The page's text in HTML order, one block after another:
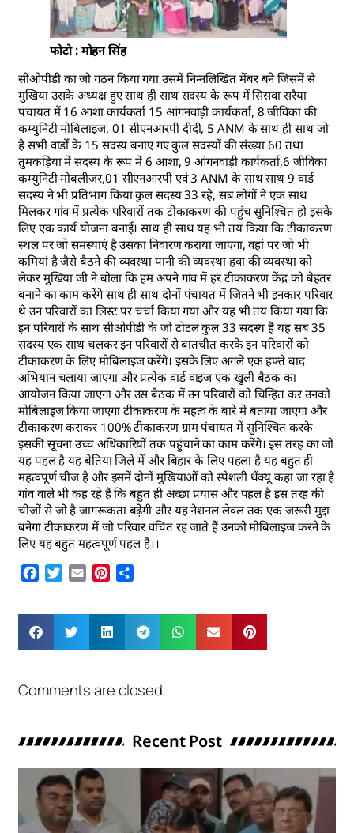
फोटो : मोहन सिंह
सीओपीडी का जो गठन किया गया उसमें निम्नलिखित मेंबर बने जिसमें से
मुखिया उसके अध्यक्ष हुए साथ ही साथ सदस्य के रूप में सिसवा सरैया
पंचायत में 16 आशा कार्यकर्ता 15 आंगनवाड़ी कार्यकर्ता, 8 जीविका की
कम्युनिटी मोबिलाइज, 01 सीएनआरपी दीदी, 5 ANM के साथ ही साथ जो
है सभी वार्डों के 15 सदस्य बनाए गए कुल सदस्यों की संख्या 60 तथा
तुमकड़िया में सदस्य के रूप में 6 आशा, 9 आंगनवाड़ी कार्यकर्ता,6 जीविका
कम्युनिटी मोबलीजर,01 सीएनआरपी एवं 3 ANM के साथ साथ 9 वार्ड
सदस्य ने भी प्रतिभाग किया कुल सदस्य 33 रहे, सब लोगों ने एक साथ
मिलकर गांव में प्रत्येक परिवारों तक टीकाकरण की पहुंच सुनिश्चित हो इसके
लिए एक कार्य योजना बनाई। साथ ही साथ यह भी तय किया कि टीकाकरण
स्थल पर जो समस्याएं है उसका निवारण कराया जाएगा, वहां पर जो भी
कमियां है जैसे बैठने की व्यवस्था पानी की व्यवस्था हवा की व्यवस्था को
लेकर मुखिया जी ने बोला कि हम अपने गांव में हर टीकाकरण केंद्र को बेहतर
बनाने का काम करेंगे साथ ही साथ दोनों पंचायत में जितने भी इनकार परिवार
थे उन परिवारों का लिस्ट पर चर्चा किया गया और यह भी तय किया गया कि
इन परिवारों के साथ सीओपीडी के जो टोटल कुल 33 सदस्य हैं यह सब 35
सदस्य एक साथ चलकर इन परिवारों से बातचीत करके इन परिवारों को
टीकाकरण के लिए मोबिलाइज करेंगे। इसके लिए अगले एक हफ्ते बाद
अभियान चलाया जाएगा और प्रत्येक वार्ड वाइज एक खुली बैठक का
आयोजन किया जाएगा और उस बैठक में उन परिवारों को चिन्हित कर उनको
मोबिलाइज किया जाएगा टीकाकरण के महत्व के बारे में बताया जाएगा और
टीकाकरण कराकर 100% टीकाकरण ग्राम पंचायत में सुनिश्चित करके
इसकी सूचना उच्च अधिकारियों तक पहुंचाने का काम करेंगे। इस तरह का जो
यह पहल है यह बेतिया जिले में और बिहार के लिए पहला है यह बहुत ही
महत्वपूर्ण चीज है और इसमें दोनों मुखियाओं को स्पेशली थैंक्यू कहा जा रहा है
गांव वाले भी कह रहे हैं कि बहुत ही अच्छा प्रयास और पहल है इस तरह की
चीजों से जो है जागरूकता बढ़ेगी और यह नेशनल लेवल तक एक जरूरी मुद्दा
बनेगा टीकाकरण में जो परिवार वंचित रह जाते हैं उनको मोबिलाइज करने के
लिए यह बहुत महत्वपूर्ण पहल है।।
Facebook
Twitter
Email Pinterest
Comments are closed.
Recent Post